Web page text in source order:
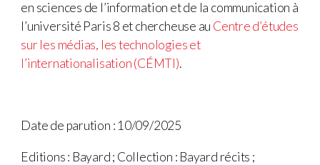
en sciences de l’information et de la communication à
l’université Paris 8 et chercheuse au Centre d’études
sur les médias, les technologies et
l’internationalisation (CÉMTI).
Date de parution : 10/09/2025
Editions : Bayard ; Collection : Bayard récits ;